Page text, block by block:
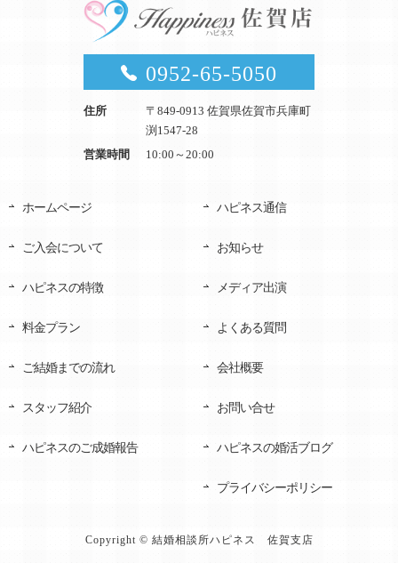
0952-65-5050
住所
〒849-0913 佐賀県佐賀市兵庫町
渕1547-28
営業時間
10:00～20:00
ホームページ
ご入会について
ハピネスの特徴
料金プラン
ご結婚までの流れ
スタッフ紹介
ハピネスのご成婚報告
ハピネス通信
お知らせ
メディア出演
よくある質問
会社概要
お問い合せ
ハピネスの婚活ブログ
プライバシーポリシー
Copyright © 結婚相談所ハピネス 佐賀支店